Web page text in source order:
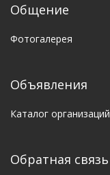
Общение
Фотогалерея
Объявления
Каталог организаций
Обратная связь